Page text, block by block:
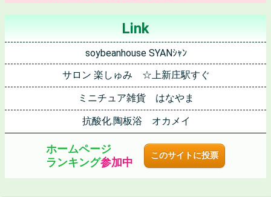
Link
soybeanhouse SYANｼｬﾝ
サロン 楽しゅみ ☆上新庄駅すぐ
ミニチュア雑貨 はなやま
抗酸化.陶板浴 オカメイ
ホームページ
ランキング参加中
このサイトに投票